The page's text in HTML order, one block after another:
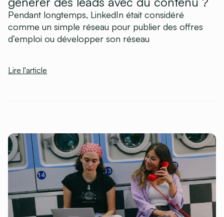
Pendant longtemps, LinkedIn était considéré
comme un simple réseau pour publier des offres
d’emploi ou développer son réseau
Lire l'article